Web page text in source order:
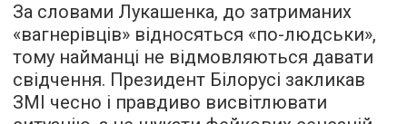
За словами Лукашенка, до затриманих
«вагнерівців» відносяться «по-людськи»,
тому найманці не відмовляються давати
свідчення. Президент Білорусі закликав
ЗМІ чесно і правдиво висвітлювати